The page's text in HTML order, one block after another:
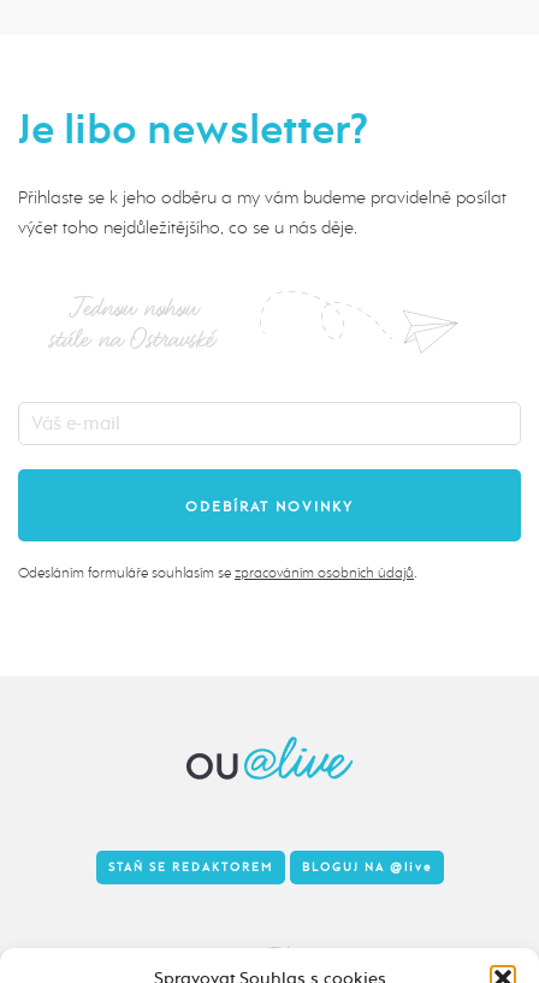
Spravovat Souhlas s cookies
Je libo newsletter?
Přihlaste se k jeho odběru a my vám budeme pravidelně posílat
výčet toho nejdůležitějšího, co se u nás děje.
Jednou nohou
stále na Ostravské
Odesláním formuláře souhlasím se zpracováním osobních údajů.
Tady to taky žije
STAŇ SE REDAKTOREM BLOGUJ NA @live